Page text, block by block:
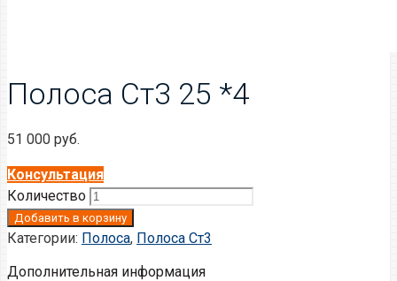
Полоса Ст3 25 *4
51 000 руб.
Консультация
Количество
Добавить в корзину
Категории: Полоса, Полоса Ст3
Дополнительная информация